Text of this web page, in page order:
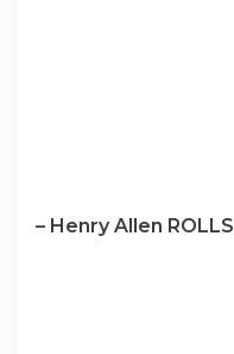
– Henry Allen ROLLS